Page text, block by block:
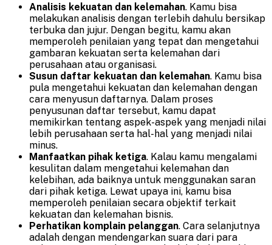
Analisis kekuatan dan kelemahan. Kamu bisa
melakukan analisis dengan terlebih dahulu bersikap
terbuka dan jujur. Dengan begitu, kamu akan
memperoleh penilaian yang tepat dan mengetahui
gambaran kekuatan serta kelemahan dari
perusahaan atau organisasi.
Susun daftar kekuatan dan kelemahan. Kamu bisa
pula mengetahui kekuatan dan kelemahan dengan
cara menyusun daftarnya. Dalam proses
penyusunan daftar tersebut, kamu dapat
memikirkan tentang aspek-aspek yang menjadi nilai
lebih perusahaan serta hal-hal yang menjadi nilai
minus.
Manfaatkan pihak ketiga. Kalau kamu mengalami
kesulitan dalam mengetahui kelemahan dan
kelebihan, ada baiknya untuk menggunakan saran
dari pihak ketiga. Lewat upaya ini, kamu bisa
memperoleh penilaian secara objektif terkait
kekuatan dan kelemahan bisnis.
Perhatikan komplain pelanggan. Cara selanjutnya
adalah dengan mendengarkan suara dari para